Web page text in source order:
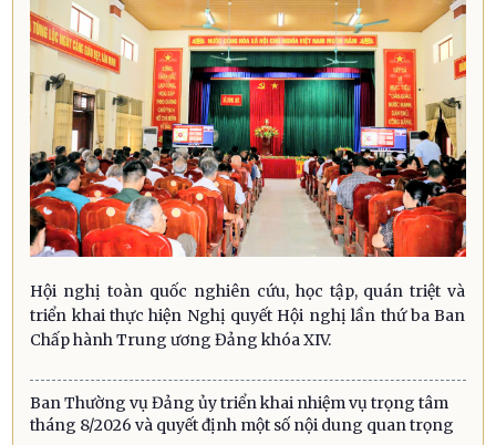
Hội nghị toàn quốc nghiên cứu, học tập, quán triệt và
triển khai thực hiện Nghị quyết Hội nghị lần thứ ba Ban
Chấp hành Trung ương Đảng khóa XIV.
Ban Thường vụ Đảng ủy triển khai nhiệm vụ trọng tâm
tháng 8/2026 và quyết định một số nội dung quan trọng